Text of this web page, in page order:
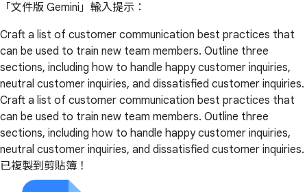
「文件版 Gemini」輸入提示：
Craft a list of customer communication best practices that
can be used to train new team members. Outline three
sections, including how to handle happy customer inquiries,
neutral customer inquiries, and dissatisfied customer inquiries.
Craft a list of customer communication best practices that
can be used to train new team members. Outline three
sections, including how to handle happy customer inquiries,
neutral customer inquiries, and dissatisfied customer inquiries.
已複製到剪貼簿！